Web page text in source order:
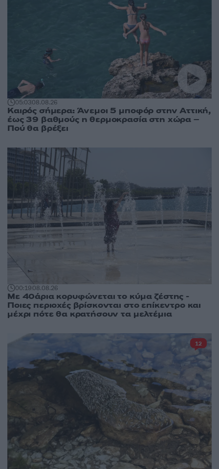
05:0308.08.26
Καιρός σήμερα: Άνεμοι 5 μποφόρ στην Αττική,
έως 39 βαθμούς η θερμοκρασία στη χώρα –
Πού θα βρέξει
00:1908.08.26
Με 40άρια κορυφώνεται το κύμα ζέστης -
Ποιες περιοχές βρίσκονται στο επίκεντρο και
μέχρι πότε θα κρατήσουν τα μελτέμια
12